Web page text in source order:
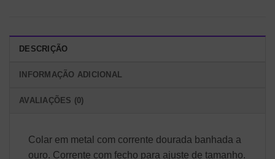
DESCRIÇÃO
INFORMAÇÃO ADICIONAL
AVALIAÇÕES (0)
Colar em metal com corrente dourada banhada a
ouro. Corrente com fecho para ajuste de tamanho.